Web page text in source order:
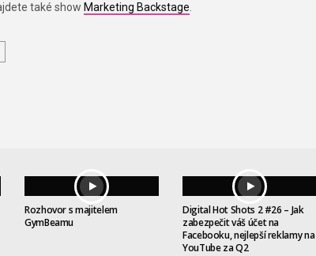
také show Marketing Backstage
Rozhovor s majitelem
GymBeamu
Digital Hot Shots 2 #26 – Jak
zabezpečit váš účet na
Facebooku, nejlepší reklamy na
YouTube za Q2